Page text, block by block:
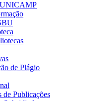
de Plágio
de Publicações